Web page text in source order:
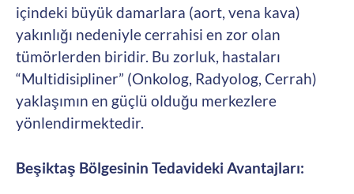
içindeki büyük damarlara (aort, vena kava)
yakınlığı nedeniyle cerrahisi en zor olan
tümörlerden biridir. Bu zorluk, hastaları
“Multidisipliner” (Onkolog, Radyolog, Cerrah)
yaklaşımın en güçlü olduğu merkezlere
yönlendirmektedir.
Beşiktaş Bölgesinin Tedavideki Avantajları: